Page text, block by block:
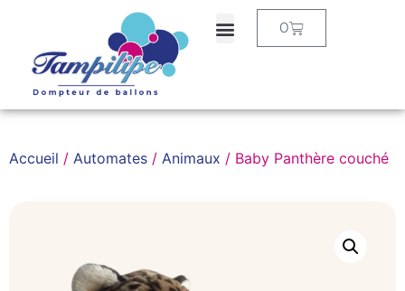
0
Accueil / Automates / Animaux / Baby Panthère couché